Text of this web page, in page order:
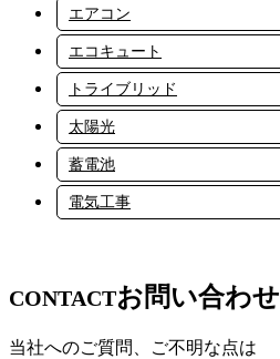
エアコン
エコキュート
トライブリッド
太陽光
蓄電池
電気工事
CONTACTお問い合わせ
当社へのご質問、ご不明な点は